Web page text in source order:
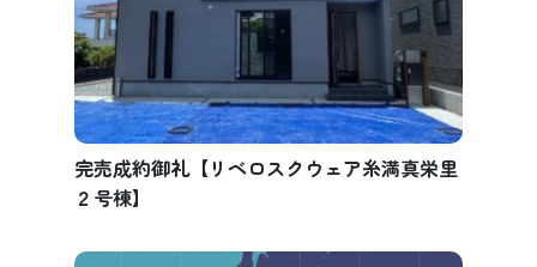
完売成約御礼【リベロスクウェア糸満真栄里
２号棟】